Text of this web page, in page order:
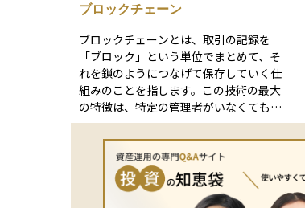
す。 ブロックチェーン技術を活用するこ
とで、従来の不動産投資よりも透明性が
高まり、取引が効率化されます。これに
より、少額から不動産投資に参加できる
機会が広がっています。
ブロックチェーン
ブロックチェーンとは、取引の記録を
「ブロック」という単位でまとめて、そ
れを鎖のようにつなげて保存していく仕
組みのことを指します。この技術の最大
の特徴は、特定の管理者がいなくても、
みんなで記録を共有・確認できる点にあ
ります。たとえば、仮想通貨の取引記録
はこのブロックチェーン上に保存されて
おり、誰でもその履歴を見ることができ
ます。記録が一度保存されると、改ざん